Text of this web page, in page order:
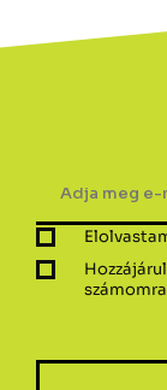
számomra